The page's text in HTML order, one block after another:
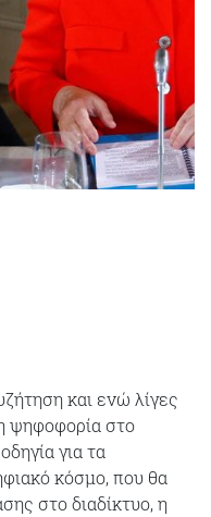
και ενώ λίγες
ψηφοφορία στο
για τα
κόσμο, που θα
στο διαδίκτυο, η